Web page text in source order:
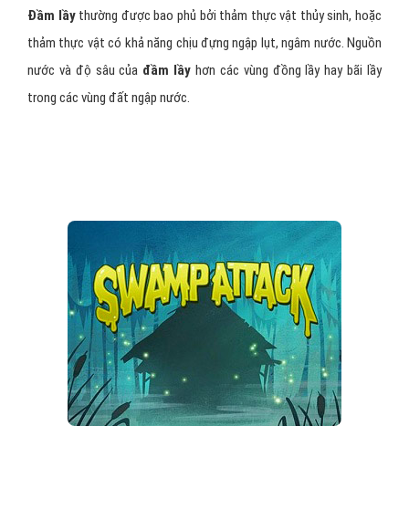
Đầm lầy thường được bao phủ bởi thảm thực vật thủy sinh, hoặc
thảm thực vật có khả năng chịu đựng ngập lụt, ngâm nước. Nguồn
nước và độ sâu của đầm lầyhơn các vùng đồng lầy hay bãi lầy
trong các vùng đất ngập nước.